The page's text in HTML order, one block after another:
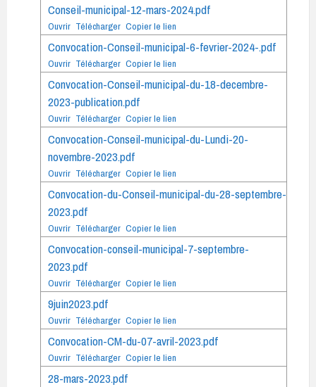
Conseil-municipal-12-mars-2024.pdf
Ouvrir Télécharger Copier le lien
Convocation-Conseil-municipal-6-fevrier-2024-.pdf
Ouvrir Télécharger Copier le lien
Convocation-Conseil-municipal-du-18-decembre-
2023-publication.pdf
Ouvrir Télécharger Copier le lien
Convocation-Conseil-municipal-du-Lundi-20-
novembre-2023.pdf
Ouvrir Télécharger Copier le lien
Convocation-du-Conseil-municipal-du-28-septembre-
2023.pdf
Ouvrir Télécharger Copier le lien
Convocation-conseil-municipal-7-septembre-
2023.pdf
Ouvrir Télécharger Copier le lien
9juin2023.pdf
Ouvrir Télécharger Copier le lien
Convocation-CM-du-07-avril-2023.pdf
Ouvrir Télécharger Copier le lien
28-mars-2023.pdf